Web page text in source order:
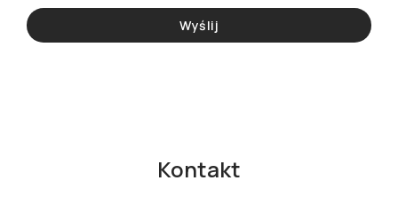
Wyślij
Kontakt